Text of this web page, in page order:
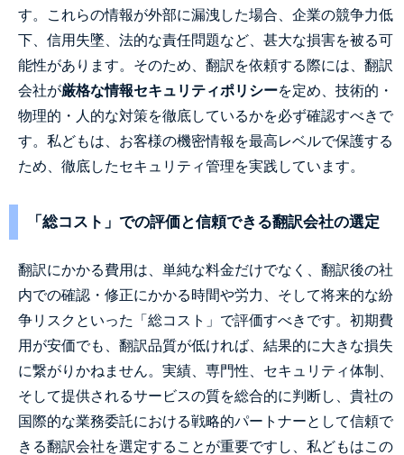
す。これらの情報が外部に漏洩した場合、企業の競争力低
下、信用失墜、法的な責任問題など、甚大な損害を被る可
能性があります。そのため、翻訳を依頼する際には、翻訳
会社が厳格な情報セキュリティポリシーを定め、技術的・
物理的・人的な対策を徹底しているかを必ず確認すべきで
す。私どもは、お客様の機密情報を最高レベルで保護する
ため、徹底したセキュリティ管理を実践しています。
「総コスト」での評価と信頼できる翻訳会社の選定
翻訳にかかる費用は、単純な料金だけでなく、翻訳後の社
内での確認・修正にかかる時間や労力、そして将来的な紛
争リスクといった「総コスト」で評価すべきです。初期費
用が安価でも、翻訳品質が低ければ、結果的に大きな損失
に繋がりかねません。実績、専門性、セキュリティ体制、
そして提供されるサービスの質を総合的に判断し、貴社の
国際的な業務委託における戦略的パートナーとして信頼で
きる翻訳会社を選定することが重要ですし、私どもはこの